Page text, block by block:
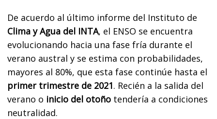
De acuerdo al último informe del Instituto de
Clima y Agua del INTA, el ENSO se encuentra
evolucionando hacia una fase fría durante el
verano austral y se estima con probabilidades,
mayores al 80%, que esta fase continúe hasta el
primer trimestre de 2021. Recién a la salida del
verano o inicio del otoño tendería a condiciones
neutralidad.